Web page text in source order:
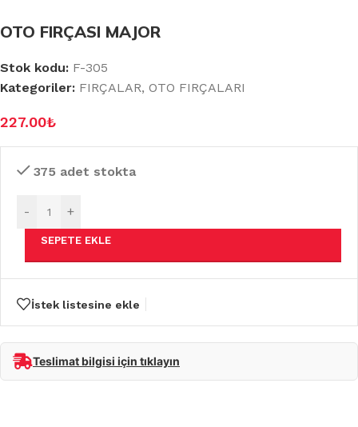
OTO FIRÇASI MAJOR
Stok kodu: F-305
Kategoriler: FIRÇALAR, OTO FIRÇALARI
227.00₺
375 adet stokta
- +
SEPETE EKLE
İstek listesine ekle
Teslimat bilgisi için tıklayın